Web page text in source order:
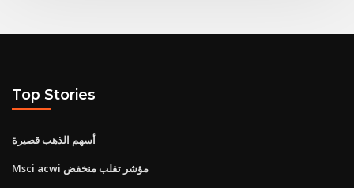
Top Stories
أسهم الذهب قصيرة
Msci acwi مؤشر تقلب منخفض